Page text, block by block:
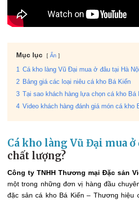
Mục lục Ẩn
1
Cá kho làng Vũ Đại mua ở đâu tại Hà
2 Bảng giá các loại niêu cá kho Bá Kiến
3 Tại sao khách hàng lựa chọn cá kho Bá
4 Video khách hàng đánh giá món cá kho
Cá kho làng Vũ Đại mua ở
chất lượng?
Công ty TNHH Thương mại Đặc sản
một trong những đơn vị hàng đầu
đặc sản cá kho Bá Kiến – Thương hiệu